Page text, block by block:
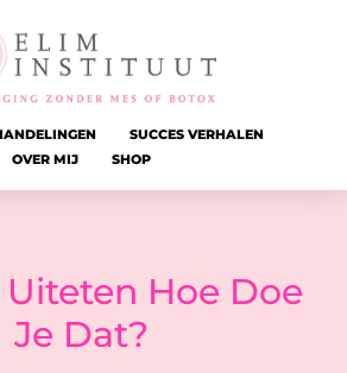
SUCCES VERHALEN
OVER MIJ
SHOP
Hoe Doe
Je Dat?